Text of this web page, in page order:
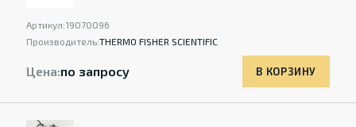
Артикул:19070096
Производитель:THERMO FISHER SCIENTIFIC
Цена:по запросу В КОРЗИНУ